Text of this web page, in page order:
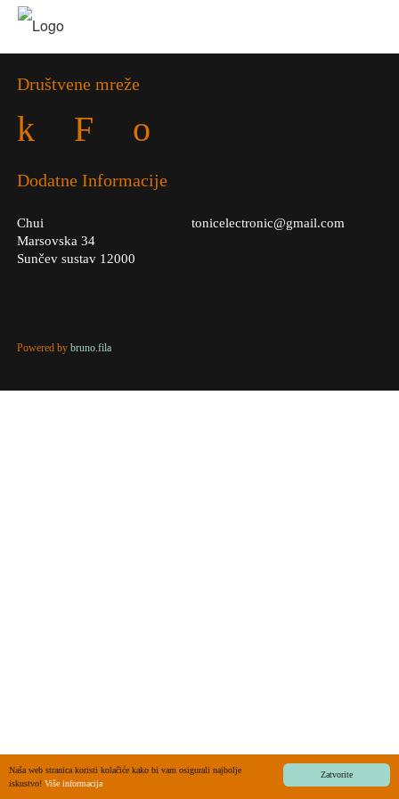
Zatvorite
Naša web stranica koristi kolačiće kako bi vam osigurali najbolje
iskustvo! Više informacija
Društvene mreže
k F o
Dodatne Informacije
Chui
Marsovska 34
Sunčev sustav 12000
tonicelectronic@gmail.com
Powered by bruno.fila